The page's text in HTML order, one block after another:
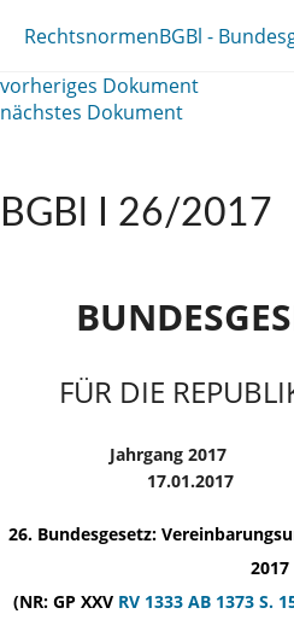
RechtsnormenBGBl -
vorheriges Dokument
nächstes Dokument
BGBl I 26/2017
FÜR DIE
Jahrgang 2017
17.01.2017
26. Bundesgesetz:
2017
(NR: GP XXV RV 1333 AB 1373 S.